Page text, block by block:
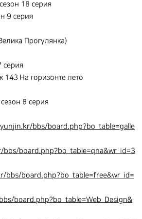
18 серия
9 серия
Прогулянка)
серия
143 На горизонте лето
8 серия
bbs/board.php?bo_table=galle
board.php?bo_table=qna&wr_id=3
bbs/board.php?bo_table=free&wr_id=
board.php?bo_table=Web_Design&